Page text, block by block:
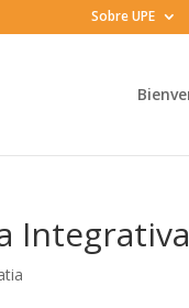
Sobre UPE